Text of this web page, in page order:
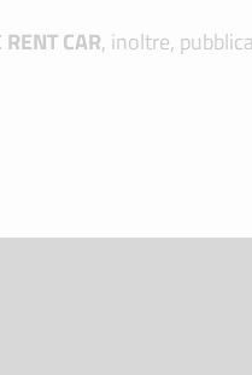
RENT CAR, inoltre,